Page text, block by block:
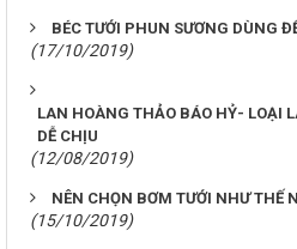
BÉC TƯỚI PHUN SƯƠNG DÙNG
(17/10/2019)
LAN HOÀNG THẢO BÁO HỶ- LOẠI
DỄ CHỊU
(12/08/2019)
NÊN CHỌN BƠM TƯỚI NHƯ THẾ
(15/10/2019)